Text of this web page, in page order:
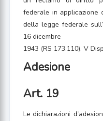
federale in applicazione
della legge federale
16 dicembre
1943 (RS 173.110). V
Adesione
Art. 19
Le dichiarazioni